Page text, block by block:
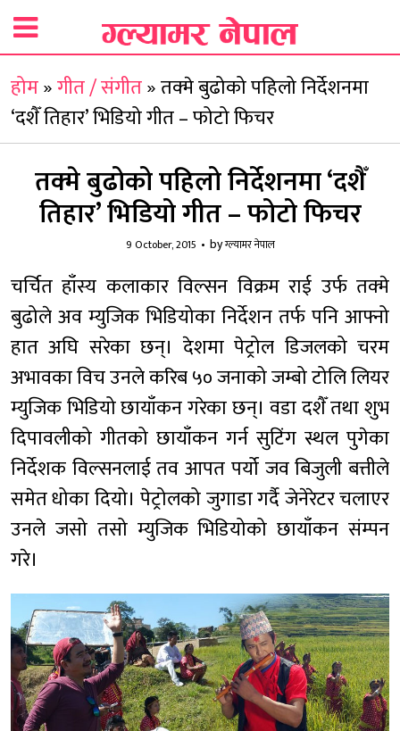
होम»गीत / संगीत»तक्मे बुढोको पहिलो निर्देशनमा
‘दशैँ तिहार’ भिडियो गीत – फोटो फिचर
तक्मे बुढोको पहिलो निर्देशनमा ‘दशैँ
तिहार’ भिडियो गीत – फोटो फिचर
9 October, 2015 byग्ल्यामर नेपाल
चर्चित हाँस्य कलाकार विल्सन विक्रम राई उर्फ तक्मे
बुढोले अव म्युजिक भिडियोका निर्देशन तर्फ पनि आफ्नो
हात अघि सरेका छन्। देशमा पेट्रोल डिजलको चरम
अभावका विच उनले करिब ५० जनाको जम्बो टोलि लियर
म्युजिक भिडियो छायाँकन गरेका छन्। वडा दशैँ तथा शुभ
दिपावलीको गीतको छायाँकन गर्न सुटिंग स्थल पुगेका
निर्देशक विल्सनलाई तव आपत पर्यो जव बिजुली बत्तीले
समेत धोका दियो। पेट्रोलको जुगाडा गर्दै जेनेरेटर चलाएर
उनले जसो तसो म्युजिक भिडियोको छायाँकन संम्पन
गरे।